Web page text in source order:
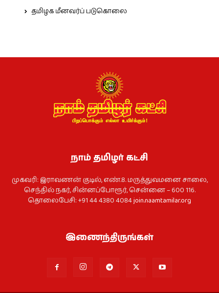
தமிழக மீனவர்ப் படுகொலை
நாம் தமிழர் கட்சி
முகவரி: இராவணன் குடில், எண்.8. மருத்துவமனை சாலை,
செந்தில் நகர், சின்னப்போரூர், சென்னை – 600 116.
தொலைபேசி: +91 44 4380 4084join.naamtamilar.org
இணைந்திருங்கள்